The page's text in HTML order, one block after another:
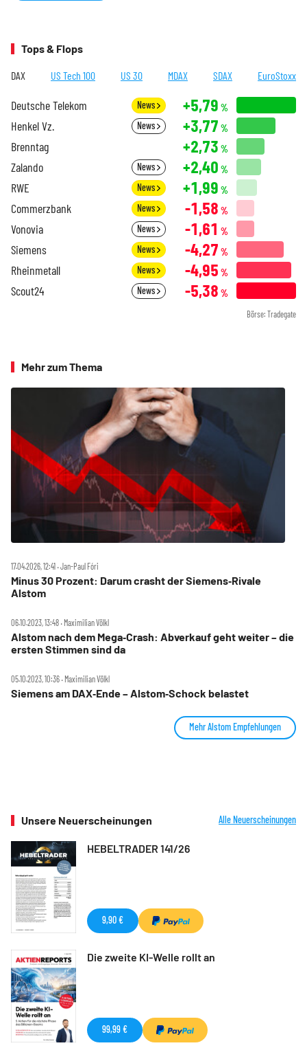
Tops & Flops
DAX US Tech 100 US 30 MDAX SDAX EuroStoxx
Deutsche Telekom News +5,79 %
Henkel Vz. News +3,77 %
Brenntag +2,73 %
Zalando News +2,40 %
RWE News +1,99 %
Commerzbank News -1,58 %
Vonovia News -1,61 %
Siemens News -4,27 %
Rheinmetall News -4,95 %
Scout24 News -5,38 %
Börse: Tradegate
Mehr zum Thema
17.04.2026, 12:41 ‧ Jan-Paul Fóri
Minus 30 Prozent: Darum crasht der Siemens‑Rivale
Alstom
06.10.2023, 13:48 ‧ Maximilian Völkl
Alstom nach dem Mega‑Crash: Abverkauf geht weiter – die
ersten Stimmen sind da
05.10.2023, 10:36 ‧ Maximilian Völkl
Siemens am DAX‑Ende – Alstom‑Schock belastet
Mehr Alstom Empfehlungen
Unsere Neuerscheinungen Alle Neuerscheinungen
HEBELTRADER 141/26
9,90 €
Die zweite KI-Welle rollt an
99,99 €